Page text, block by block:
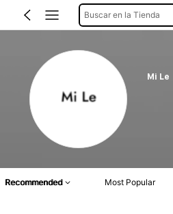
Buscar en la Tienda
Mi Le
Recommended Most Popular